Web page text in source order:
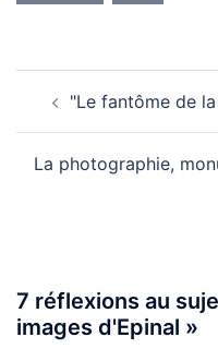
d’article
"Le fantôme de
La photographie,
7 réflexions au
images d'Epinal »